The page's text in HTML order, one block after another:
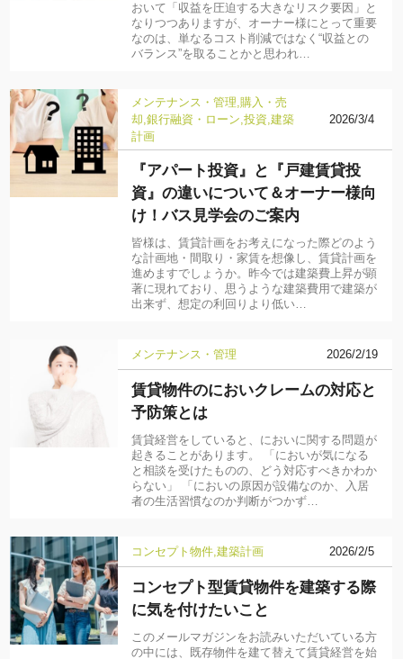
おいて「収益を圧迫する大きなリスク要因」と
なりつつありますが、オーナー様にとって重要
なのは、単なるコスト削減ではなく“収益との
バランス”を取ることかと思われ…
メンテナンス・管理 購入・売
却 銀行融資・ローン 投資 建築
計画
2026/3/4
『アパート投資』と『戸建賃貸投
資』の違いについて＆オーナー様向
け！バス見学会のご案内
皆様は、賃貸計画をお考えになった際どのよう
な計画地・間取り・家賃を想像し、賃貸計画を
進めますでしょうか。昨今では建築費上昇が顕
著に現れており、思うような建築費用で建築が
出来ず、想定の利回りより低い…
メンテナンス・管理 2026/2/19
賃貸物件のにおいクレームの対応と
予防策とは
賃貸経営をしていると、においに関する問題が
起きることがあります。 「においが気になる
と相談を受けたものの、どう対応すべきかわか
らない」 「においの原因が設備なのか、入居
者の生活習慣なのか判断がつかず…
コンセプト物件 建築計画 2026/2/5
コンセプト型賃貸物件を建築する際
に気を付けたいこと
このメールマガジンをお読みいただいている方
の中には、既存物件を建て替えて賃貸経営を始